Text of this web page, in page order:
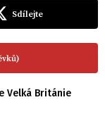
Sdílejte
Velká Británie